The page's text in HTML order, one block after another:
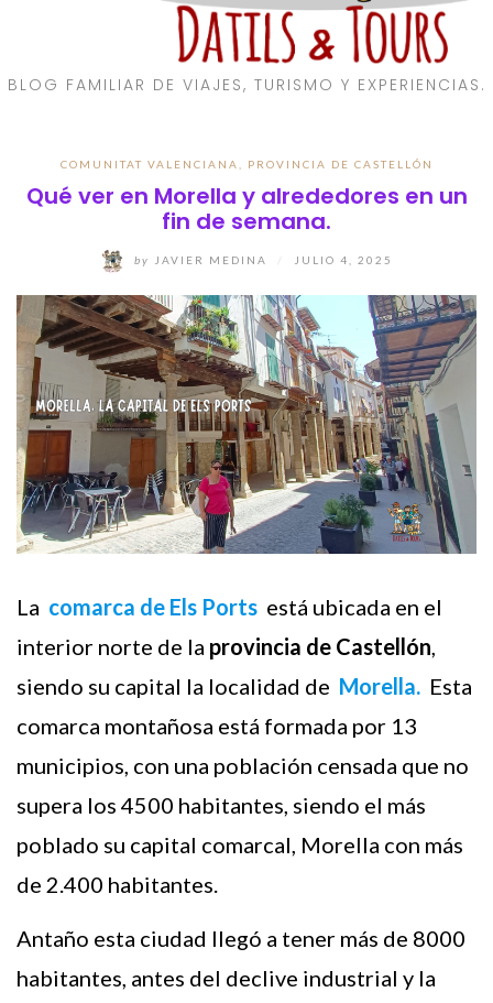
BLOG FAMILIAR DE VIAJES, TURISMO Y EXPERIENCIAS.
COMUNITAT VALENCIANA PROVINCIA DE CASTELLÓN
Qué ver en Morella y alrededores en un
fin de semana.
by JAVIER MEDINA JULIO 4, 2025
La comarca de Els Ports está ubicada en el
interior norte de la provincia de Castellón,
siendo su capital la localidad de Morella. Esta
comarca montañosa está formada por 13
municipios, con una población censada que no
supera los 4500 habitantes, siendo el más
poblado su capital comarcal, Morella con más
de 2.400 habitantes.
Antaño esta ciudad llegó a tener más de 8000
habitantes, antes del declive industrial y la